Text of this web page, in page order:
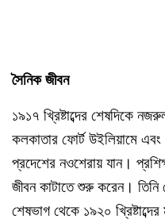
সৈনিক জীবন
১৯১৭ খ্রিষ্টাব্দের শেষদিকে
কলকাতার ফোর্ট উইলিয়ামে এবং
প্রদেশের নওশেরায় যান।
জীবন কাটাতে শুরু করেন। তিনি
শেষভাগ থেকে ১৯২০